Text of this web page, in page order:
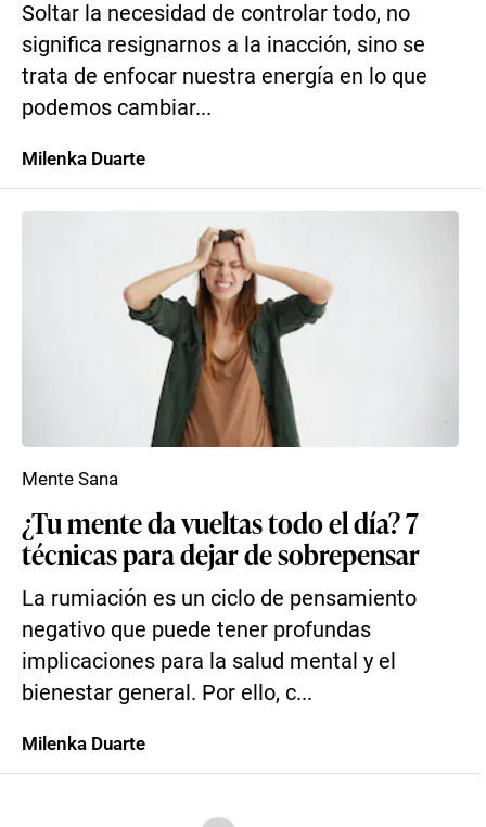
Soltar la necesidad de controlar todo, no
significa resignarnos a la inacción, sino se
trata de enfocar nuestra energía en lo que
podemos cambiar...
Milenka Duarte
¿Tu mente da vueltas todo el día? 7
técnicas para dejar de sobrepensar
La rumiación es un ciclo de pensamiento
negativo que puede tener profundas
implicaciones para la salud mental y el
bienestar general. Por ello, c...
Mente Sana
Milenka Duarte